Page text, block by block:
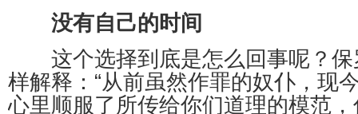
没有自己的时间
这个选择到底是怎么回事呢？保
样解释：“从前虽然作罪的奴仆，现
心里顺服了所传给你们道理的模范